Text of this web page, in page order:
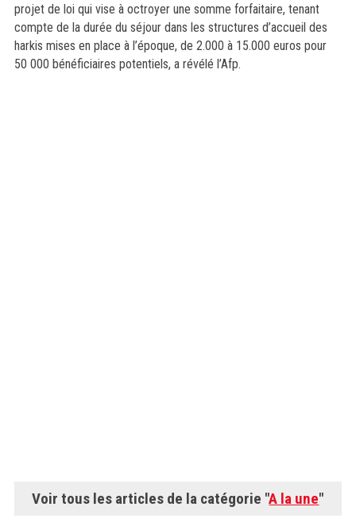
projet de loi qui vise à octroyer une somme forfaitaire, tenant
compte de la durée du séjour dans les structures d’accueil des
harkis mises en place à l’époque, de 2.000 à 15.000 euros pour
50 000 bénéficiaires potentiels, a révélé l’Afp.
Voir tous les articles de la catégorie "A la une"